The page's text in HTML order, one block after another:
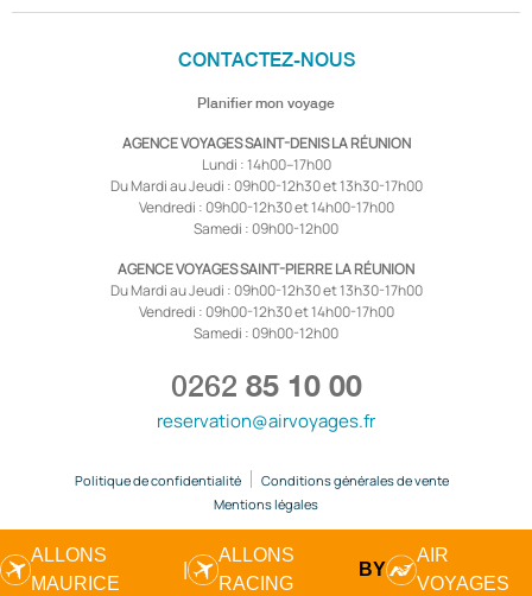
CONTACTEZ-NOUS
Planifier mon voyage
AGENCE VOYAGES SAINT-DENIS LA RÉUNION
Lundi : 14h00–17h00
Du Mardi au Jeudi : 09h00-12h30 et 13h30-17h00
Vendredi : 09h00-12h30 et 14h00-17h00
Samedi : 09h00-12h00
AGENCE VOYAGES SAINT-PIERRE LA RÉUNION
Du Mardi au Jeudi : 09h00-12h30 et 13h30-17h00
Vendredi : 09h00-12h30 et 14h00-17h00
Samedi : 09h00-12h00
0262 85 10 00
reservation@airvoyages.fr
Politique de confidentialité
Conditions générales de vente
Mentions légales
ALLONS
MAURICE
|
ALLONS
RACING
BY
AIR
VOYAGES